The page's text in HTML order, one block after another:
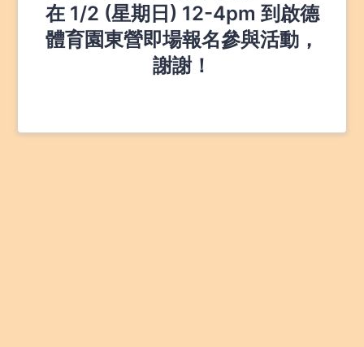
在 1/2 (星期日) 12-4pm 到啟德
體育園東營即場報名參與活動，
謝謝！